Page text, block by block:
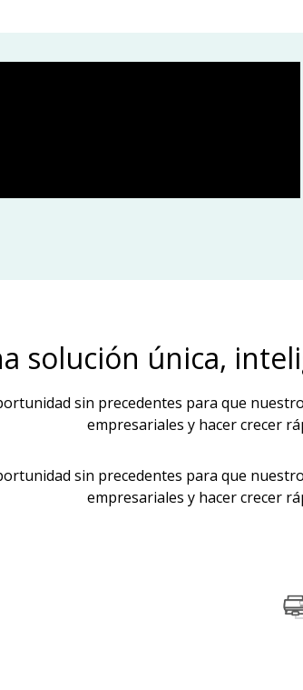
solución única,
sin precedentes para que
empresariales y hacer crecer
sin precedentes para que
empresariales y hacer crecer